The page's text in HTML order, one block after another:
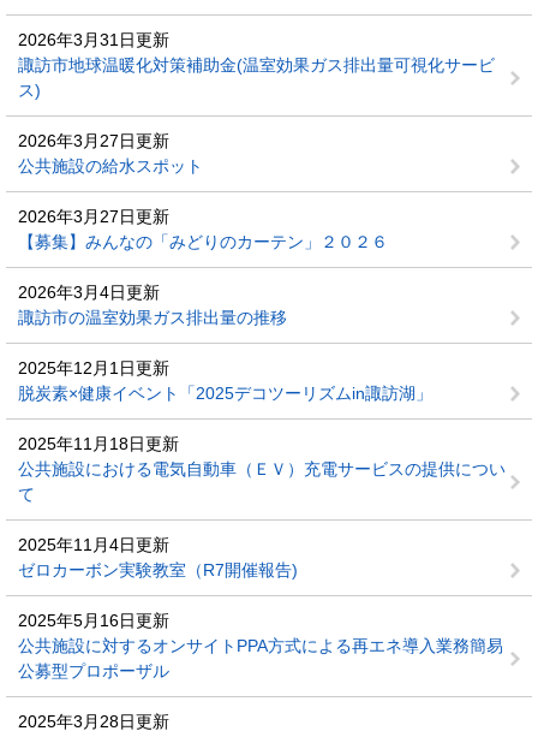
2026年3月31日更新
諏訪市地球温暖化対策補助金(温室効果ガス排出量可視化サービ
ス)
2026年3月27日更新
公共施設の給水スポット
2026年3月27日更新
【募集】みんなの「みどりのカーテン」２０２６
2026年3月4日更新
諏訪市の温室効果ガス排出量の推移
2025年12月1日更新
脱炭素×健康イベント「2025デコツーリズムin諏訪湖」
2025年11月18日更新
公共施設における電気自動車（ＥＶ）充電サービスの提供につい
て
2025年11月4日更新
ゼロカーボン実験教室（R7開催報告)
2025年5月16日更新
公共施設に対するオンサイトPPA方式による再エネ導入業務簡易
公募型プロポーザル
2025年3月28日更新